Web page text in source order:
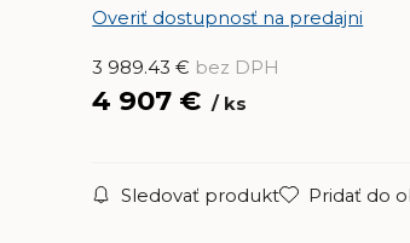
Overiť dostupnosť na predajni
3 989.43 € bez DPH
4 907 € ks
Sledovať produkt Pridať do